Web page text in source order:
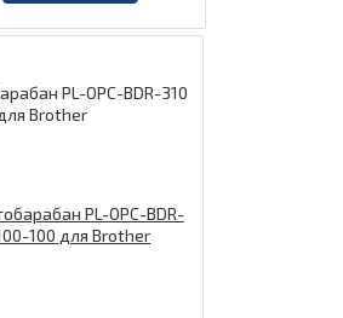
PL-OPC-BDR-310
Brother